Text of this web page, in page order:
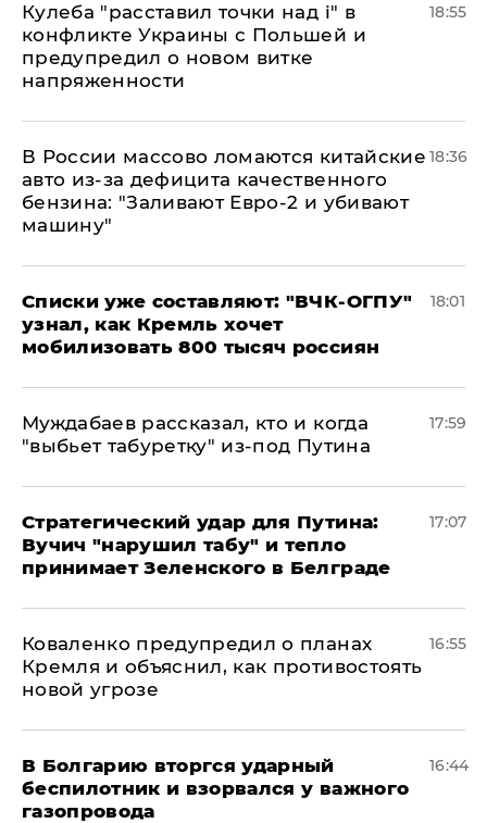
Кулеба "расставил точки над і" в
конфликте Украины с Польшей и
предупредил о новом витке
напряженности
18:55
В России массово ломаются китайские
авто из-за дефицита качественного
бензина: "Заливают Евро-2 и убивают
машину"
18:36
Списки уже составляют: "ВЧК-ОГПУ"
узнал, как Кремль хочет
мобилизовать 800 тысяч россиян
18:01
Муждабаев рассказал, кто и когда
"выбьет табуретку" из-под Путина
17:59
Стратегический удар для Путина:
Вучич "нарушил табу" и тепло
принимает Зеленского в Белграде
17:07
Коваленко предупредил о планах
Кремля и объяснил, как противостоять
новой угрозе
16:55
В Болгарию вторгся ударный
беспилотник и взорвался у важного
газопровода
16:44